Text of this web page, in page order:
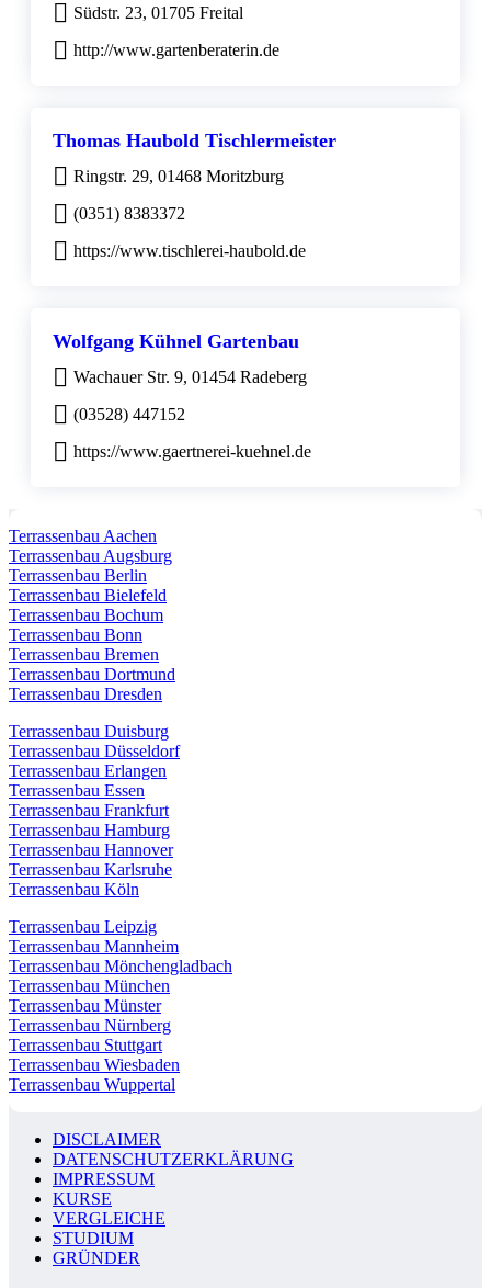
Südstr. 23, 01705 Freital
http://www.gartenberaterin.de
Thomas Haubold Tischlermeister
Ringstr. 29, 01468 Moritzburg
(0351) 8383372
https://www.tischlerei-haubold.de
Wolfgang Kühnel Gartenbau
Wachauer Str. 9, 01454 Radeberg
(03528) 447152
https://www.gaertnerei-kuehnel.de
Terrassenbau Aachen
Terrassenbau Augsburg
Terrassenbau Berlin
Terrassenbau Bielefeld
Terrassenbau Bochum
Terrassenbau Bonn
Terrassenbau Bremen
Terrassenbau Dortmund
Terrassenbau Dresden
Terrassenbau Duisburg
Terrassenbau Düsseldorf
Terrassenbau Erlangen
Terrassenbau Essen
Terrassenbau Frankfurt
Terrassenbau Hamburg
Terrassenbau Hannover
Terrassenbau Karlsruhe
Terrassenbau Köln
Terrassenbau Leipzig
Terrassenbau Mannheim
Terrassenbau Mönchengladbach
Terrassenbau München
Terrassenbau Münster
Terrassenbau Nürnberg
Terrassenbau Stuttgart
Terrassenbau Wiesbaden
Terrassenbau Wuppertal
DISCLAIMER
DATENSCHUTZERKLÄRUNG
IMPRESSUM
KURSE
VERGLEICHE
STUDIUM
GRÜNDER